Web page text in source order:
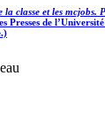
la classe et les mcjobs.
Presses de